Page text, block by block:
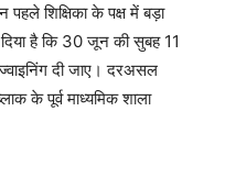
पहले शिक्षिका के पक्ष में बड़ा
है कि 30 जून की सुबह 11
दी जाए। दरअसल
के पूर्व माध्यमिक शाला